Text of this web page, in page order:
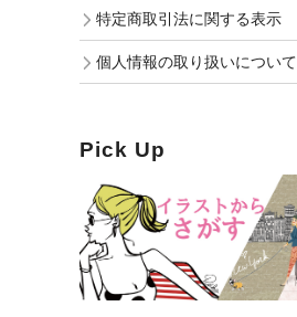
特定商取引法に関する表示
個人情報の取り扱いについて
Pick Up